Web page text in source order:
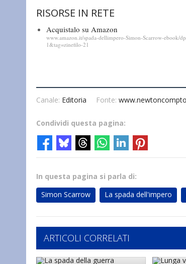
RISORSE IN RETE
Acquistalo su Amazon
www.amazon.it/spada-dellimpero-Simon-Scarrow-
1&tag=zinefilo-21
Canale: Editoria Fonte:
Condividi questa pagina:
In questa pagina si parla di:
Simon Scarrow
La spada dell'impero
ARTICOLI CORRELATI